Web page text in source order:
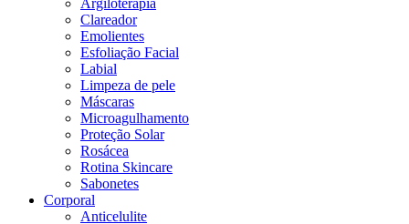
Argiloterapia
Clareador
Emolientes
Esfoliação Facial
Labial
Limpeza de pele
Máscaras
Microagulhamento
Proteção Solar
Rosácea
Rotina Skincare
Sabonetes
Corporal
Anticelulite